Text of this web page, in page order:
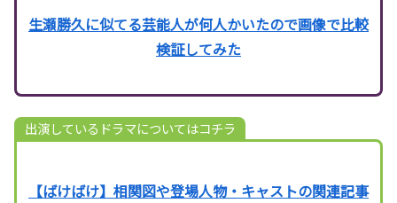
生瀬勝久に似てる芸能人が何人かいたので画像で比較
検証してみた
出演しているドラマについてはコチラ
【ばけばけ】相関図や登場人物・キャストの関連記事